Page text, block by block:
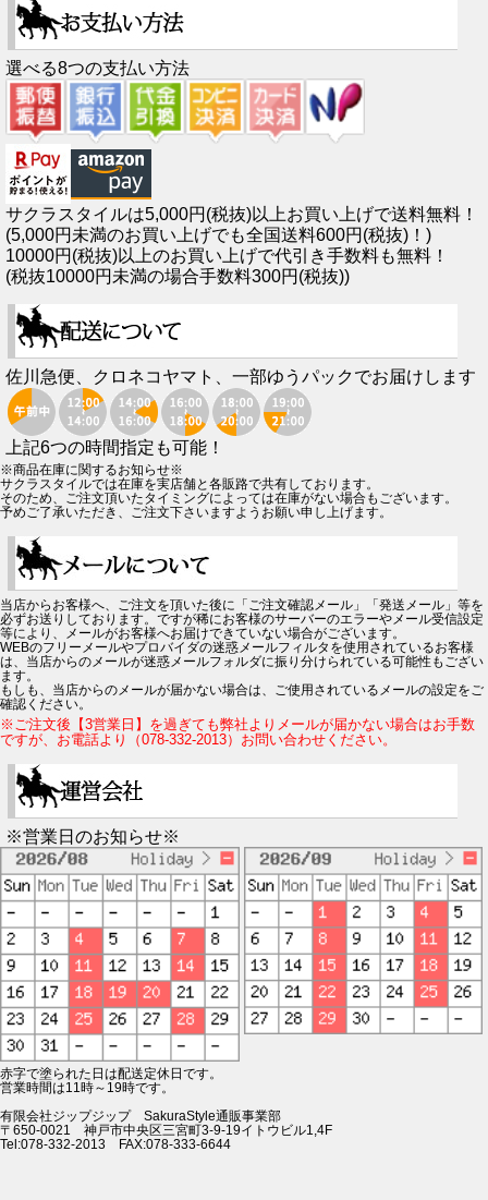
選べる8つの支払い方法
サクラスタイルは5,000円(税抜)以上お買い上げで送料無料！
(5,000円未満のお買い上げでも全国送料600円(税抜)！)
10000円(税抜)以上のお買い上げで代引き手数料も無料！
(税抜10000円未満の場合手数料300円(税抜))
佐川急便、クロネコヤマト、一部ゆうパックでお届けします
上記6つの時間指定も可能！
※商品在庫に関するお知らせ※
サクラスタイルでは在庫を実店舗と各販路で共有しております。
そのため、ご注文頂いたタイミングによっては在庫がない場合もございます。
予めご了承いただき、ご注文下さいますようお願い申し上げます。
当店からお客様へ、ご注文を頂いた後に「ご注文確認メール」「発送メール」等を
必ずお送りしております。ですが稀にお客様のサーバーのエラーやメール受信設定
等により、メールがお客様へお届けできていない場合がございます。
WEBのフリーメールやプロバイダの迷惑メールフィルタを使用されているお客様
は、当店からのメールが迷惑メールフォルダに振り分けられている可能性もござい
ます。
もしも、当店からのメールが届かない場合は、ご使用されているメールの設定をご
確認ください。
※ご注文後【3営業日】を過ぎても弊社よりメールが届かない場合はお手数
ですが、お電話より（078-332-2013）お問い合わせください。
※営業日のお知らせ※
赤字で塗られた日は配送定休日です。
営業時間は11時～19時です。
有限会社ジップジップ SakuraStyle通販事業部
〒650-0021 神戸市中央区三宮町3-9-19イトウビル1,4F
Tel:078-332-2013 FAX:078-333-6644